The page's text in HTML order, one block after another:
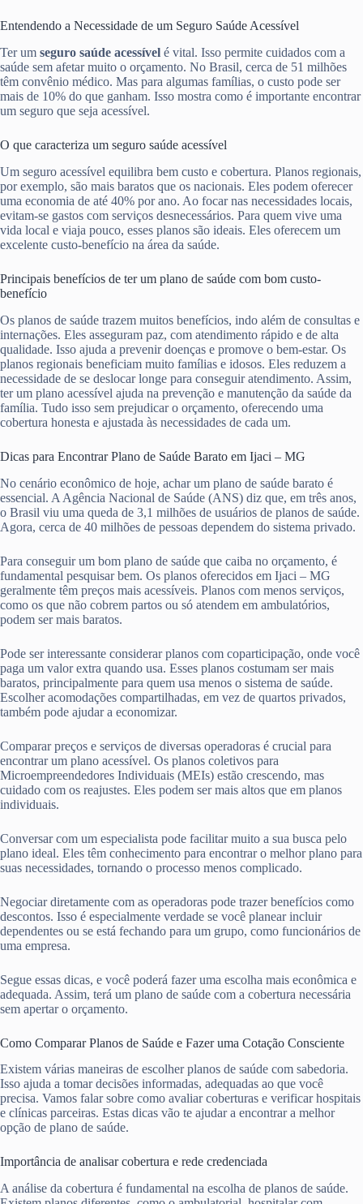
Entendendo a Necessidade de um Seguro Saúde Acessível
Ter um seguro saúde acessível é vital. Isso permite cuidados com a
saúde sem afetar muito o orçamento. No Brasil, cerca de 51 milhões
têm convênio médico. Mas para algumas famílias, o custo pode ser
mais de 10% do que ganham. Isso mostra como é importante encontrar
um seguro que seja acessível.
O que caracteriza um seguro saúde acessível
Um seguro acessível equilibra bem custo e cobertura. Planos regionais,
por exemplo, são mais baratos que os nacionais. Eles podem oferecer
uma economia de até 40% por ano. Ao focar nas necessidades locais,
evitam-se gastos com serviços desnecessários. Para quem vive uma
vida local e viaja pouco, esses planos são ideais. Eles oferecem um
excelente custo-benefício na área da saúde.
Principais benefícios de ter um plano de saúde com bom custo-
benefício
Os planos de saúde trazem muitos benefícios, indo além de consultas e
internações. Eles asseguram paz, com atendimento rápido e de alta
qualidade. Isso ajuda a prevenir doenças e promove o bem-estar. Os
planos regionais beneficiam muito famílias e idosos. Eles reduzem a
necessidade de se deslocar longe para conseguir atendimento. Assim,
ter um plano acessível ajuda na prevenção e manutenção da saúde da
família. Tudo isso sem prejudicar o orçamento, oferecendo uma
cobertura honesta e ajustada às necessidades de cada um.
Dicas para Encontrar Plano de Saúde Barato em Ijaci – MG
No cenário econômico de hoje, achar um plano de saúde barato é
essencial. A Agência Nacional de Saúde (ANS) diz que, em três anos,
o Brasil viu uma queda de 3,1 milhões de usuários de planos de saúde.
Agora, cerca de 40 milhões de pessoas dependem do sistema privado.
Para conseguir um bom plano de saúde que caiba no orçamento, é
fundamental pesquisar bem. Os planos oferecidos em Ijaci – MG
geralmente têm preços mais acessíveis. Planos com menos serviços,
como os que não cobrem partos ou só atendem em ambulatórios,
podem ser mais baratos.
Pode ser interessante considerar planos com coparticipação, onde você
paga um valor extra quando usa. Esses planos costumam ser mais
baratos, principalmente para quem usa menos o sistema de saúde.
Escolher acomodações compartilhadas, em vez de quartos privados,
também pode ajudar a economizar.
Comparar preços e serviços de diversas operadoras é crucial para
encontrar um plano acessível. Os planos coletivos para
Microempreendedores Individuais (MEIs) estão crescendo, mas
cuidado com os reajustes. Eles podem ser mais altos que em planos
individuais.
Conversar com um especialista pode facilitar muito a sua busca pelo
plano ideal. Eles têm conhecimento para encontrar o melhor plano para
suas necessidades, tornando o processo menos complicado.
Negociar diretamente com as operadoras pode trazer benefícios como
descontos. Isso é especialmente verdade se você planear incluir
dependentes ou se está fechando para um grupo, como funcionários de
uma empresa.
Segue essas dicas, e você poderá fazer uma escolha mais econômica e
adequada. Assim, terá um plano de saúde com a cobertura necessária
sem apertar o orçamento.
Como Comparar Planos de Saúde e Fazer uma Cotação Consciente
Existem várias maneiras de escolher planos de saúde com sabedoria.
Isso ajuda a tomar decisões informadas, adequadas ao que você
precisa. Vamos falar sobre como avaliar coberturas e verificar hospitais
e clínicas parceiras. Estas dicas vão te ajudar a encontrar a melhor
opção de plano de saúde.
Importância de analisar cobertura e rede credenciada
A análise da cobertura é fundamental na escolha de planos de saúde.